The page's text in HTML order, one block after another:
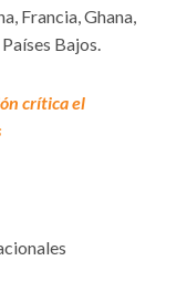
Francia, Ghana,
Bajos.
crítica el